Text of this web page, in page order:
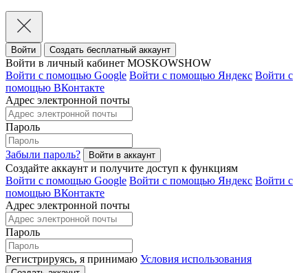
Войти Создать бесплатный аккаунт
Войти в личный кабинет MOSKOWSHOW
Войти с помощью Google Войти с помощью Яндекс Войти с
помощью ВКонтакте
Адрес электронной почты
Пароль
Забыли пароль?
Создайте аккаунт и получите доступ к функциям
Войти с помощью Google Войти с помощью Яндекс Войти с
помощью ВКонтакте
Адрес электронной почты
Пароль
Регистрируясь, я принимаю Условия использования